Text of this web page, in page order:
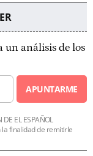
un análisis de los
APUNTARME
EL ESPAÑOL
la finalidad de remitirle